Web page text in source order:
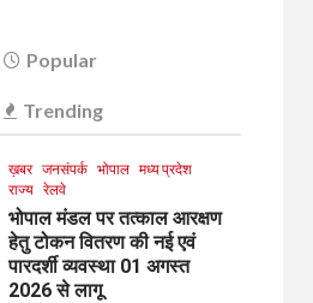
Popular
Trending
ख़बर जनसंपर्क भोपाल मध्य प्रदेश
राज्य रेलवे
भोपाल मंडल पर तत्काल आरक्षण
हेतु टोकन वितरण की नई एवं
पारदर्शी व्यवस्था 01 अगस्त
2026 से लागू